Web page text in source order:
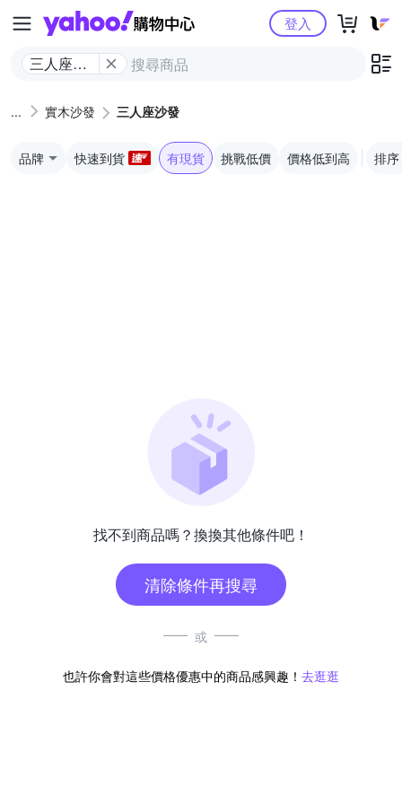
Yahoo購物中心
三人座沙
登入
實木沙發 三人座沙發
品牌 快速到貨 有現貨 挑戰低價 價格低到高 排序
找不到商品嗎？換換其他條件吧！
清除條件再搜尋
或
也許你會對這些價格優惠中的商品感興趣！ 去逛逛